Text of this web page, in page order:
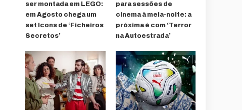
ser montada em LEGO:
em Agosto chega um
set Icons de ‘Ficheiros
Secretos’
para sessões de
cinema à meia-noite: a
próxima é com ‘Terror
na Autoestrada’